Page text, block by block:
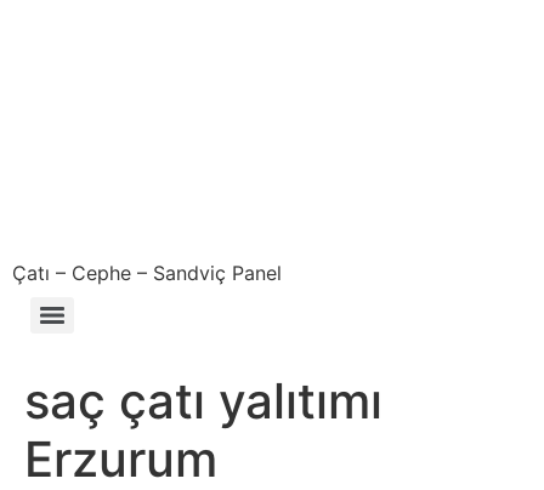
Çatı – Cephe – Sandviç Panel
saç çatı yalıtımı
Erzurum